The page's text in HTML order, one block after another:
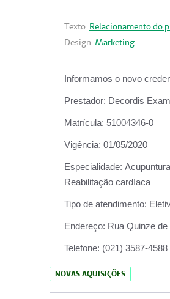
Texto: Relacionamento do
Design: Marketing
Informamos o novo
Prestador: Decordis
Matrícula: 51004346-0
Vigência: 01/05/2020
Especialidade:
Reabilitação cardíaca
Tipo de atendimento:
Endereço: Rua Quinze
Telefone: (021) 3587-
NOVAS AQUISIÇÕES